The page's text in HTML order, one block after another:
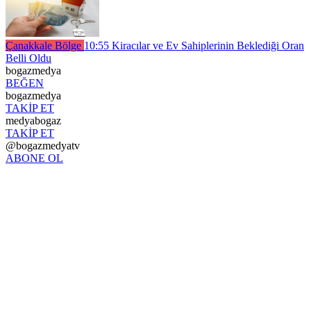
Çanakkale Bölge 10:55 Kiracılar ve Ev Sahiplerinin Beklediği Oran
Belli Oldu
bogazmedya
BEĞEN
bogazmedya
TAKİP ET
medyabogaz
TAKİP ET
@bogazmedyatv
ABONE OL